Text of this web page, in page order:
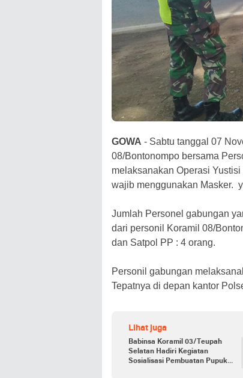
GOWA - Sabtu tanggal 07
08/Bontonompo bersama
melaksanakan Operasi
wajib menggunakan Masker.
Jumlah Personel gabungan
dari personil Koramil 08/
dan Satpol PP : 4 orang.
Personil gabungan
Tepatnya di depan kantor
Lihat juga
Babinsa Koramil 03/Teupah
Selatan Hadiri Kegiatan
Sosialisasi Pembuatan Pupuk